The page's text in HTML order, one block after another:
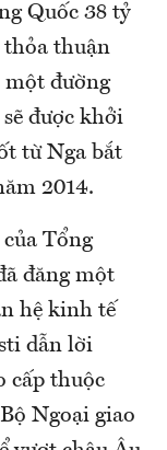
Quốc 38 tỷ
thuận
một đường
được khởi
từ Nga bắt
2014.
Tổng
đăng một
hệ kinh tế
dẫn lời
cấp thuộc
Ngoại giao